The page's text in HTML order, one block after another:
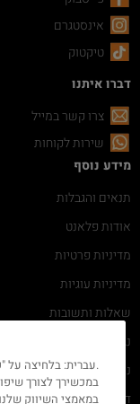
אינסטגרם
טיקטוק
דברו איתנו
צרו קשר במייל
שירות לקוחות
מידע נוסף
תנאים והגבלות
אודות פלאנט
מדיניות פרטיות
מדיניות עוגיות
שאלות ותשובות
נגישות
ניהול ההזמנה שלי
דרושים
.עברית: בלחיצה על
במכשירך לצורך
במאמצי השיווק